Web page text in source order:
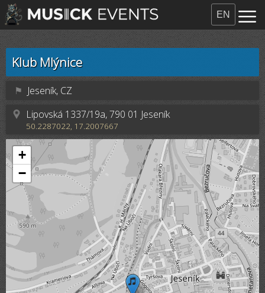
EN
Klub Mlýnice
⚑ Jeseník, CZ
Lipovská 1337/19a, 790 01 Jeseník
50.2287022, 17.2007667
+
−